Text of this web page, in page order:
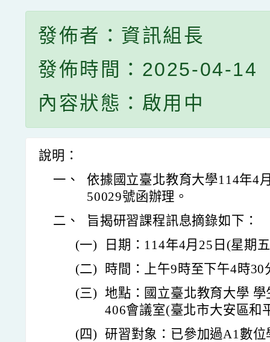
發佈者：資訊組長
發佈時間：2025-04-14
內容狀態：啟用中
說明：
一、
依據國立臺北教育大學114年4
50029號函辦理。
二、
旨揭研習課程訊息摘錄如下：
(一)
日期：114年4月25日(星期
(二)
時間：上午9時至下午4時30
(三) 地點：國立臺北教育大學
406會議室(臺北市大安區和
(四) 研習對象：已參加過A1數